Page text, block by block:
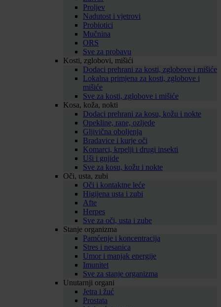
Proljev
Nadutost i vjetrovi
Probiotici
Mučnina
ORS
Sve za probavu
Kosti, zglobovi, mišići
Dodaci prehrani za kosti, zglobove i mišiće
Lokalna primjena za kosti, zglobove i
mišiće
Sve za kosti, zglobove i mišiće
Kosa, koža, nokti
Dodaci prehrani za kosu, kožu i nokte
Opekline, rane, ozljede
Gljivična oboljenja
Bradavice i kurje oči
Komarci, krpelji i drugi insekti
Uši i gnjide
Sve za kosu, kožu i nokte
Oči, usta, zubi
Oči i kontaktne leće
Higijena usta i zubi
Afte
Herpes
Sve za oči, usta i zube
Stanje organizma
Pamćenje i koncentracija
Stres i nesanica
Umor i manjak energije
Imunitet
Sve za stanje organizma
Unutarnji organi
Jetra i žuć
Prostata